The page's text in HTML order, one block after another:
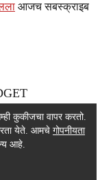
आजच सबस्क्राइब
कुकीजचा वापर करतो.
येते. आमचे गोपनीयता
आहे.